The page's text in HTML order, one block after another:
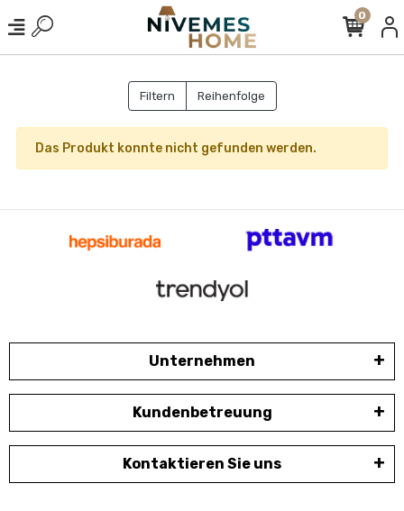
0
Filtern Reihenfolge
Das Produkt konnte nicht gefunden werden.
Unternehmen
Kundenbetreuung
Kontaktieren Sie uns